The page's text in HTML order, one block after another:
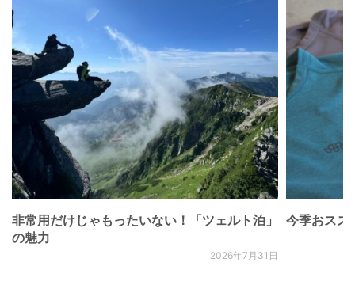
非常用だけじゃもったいない！「ツェルト泊」
の魅力
2026年7月31日
今季おスス